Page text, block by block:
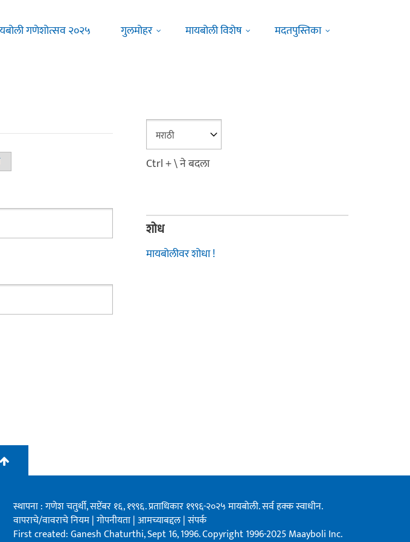
गणेशोत्सव २०२५ गुलमोहर मायबोली विशेष मदतपुस्तिका
Ctrl + \ ने बदला
शोध
मायबोलीवर शोधा !
स्थापना : गणेश चतुर्थी, सप्टेंबर १६, १९९६. प्रताधिकार १९९६-२०२५ मायबोली. सर्व हक्क स्वाधीन.
वापराचे/वावराचे नियम|गोपनीयता|आमच्याबद्दल|संपर्क
First created: Ganesh Chaturthi, Sept 16, 1996. Copyright 1996-2025 Maayboli Inc.